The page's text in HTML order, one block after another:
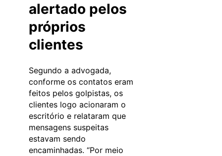
alertado pelos
próprios
clientes
Segundo a advogada,
conforme os contatos eram
feitos pelos golpistas, os
clientes logo acionaram o
escritório e relataram que
mensagens suspeitas
estavam sendo
encaminhadas. “Por meio